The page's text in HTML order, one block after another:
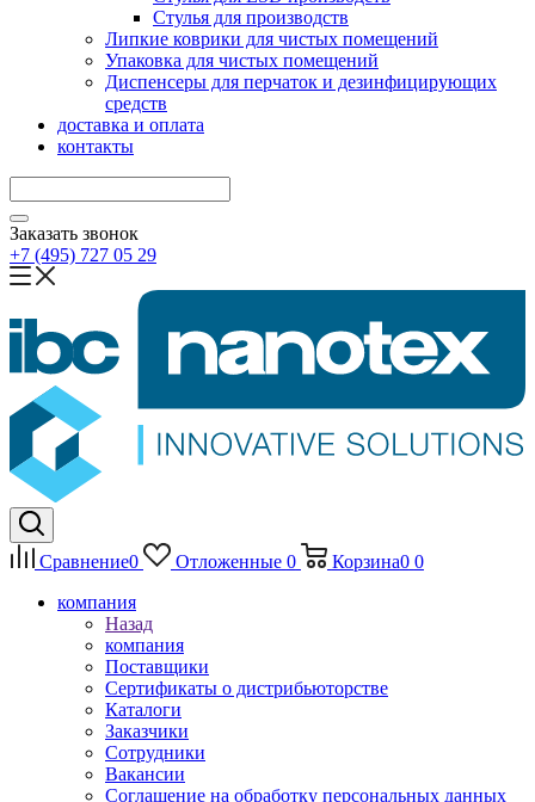
Стулья для производств
Липкие коврики для чистых помещений
Упаковка для чистых помещений
Диспенсеры для перчаток и дезинфицирующих
средств
доставка и оплата
контакты
Заказать звонок
+7 (495) 727 05 29
Сравнение0 Отложенные 0 Корзина0 0
компания
Назад
компания
Поставщики
Сертификаты о дистрибьюторстве
Каталоги
Заказчики
Сотрудники
Вакансии
Соглашение на обработку персональных данных